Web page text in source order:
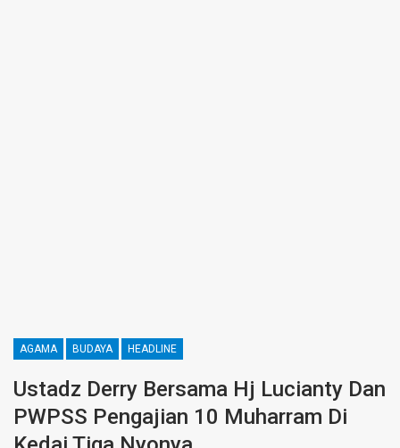
AGAMA BUDAYA HEADLINE
Ustadz Derry Bersama Hj Lucianty Dan
PWPSS Pengajian 10 Muharram Di